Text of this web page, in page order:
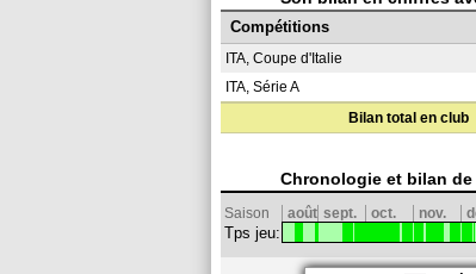
Compétitions
ITA, Coupe d'Italie
ITA, Série A
Bilan total en club
Chronologie et bilan
Saison août sept. oct. nov.
Tps jeu: